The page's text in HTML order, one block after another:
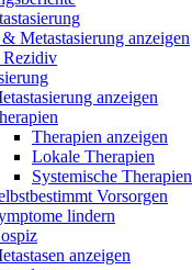
Metastasierung anzeigen
Rezidiv
anzeigen
Therapien anzeigen
Lokale Therapien
Systemische Therapien
Vorsorgen
lindern
anzeigen